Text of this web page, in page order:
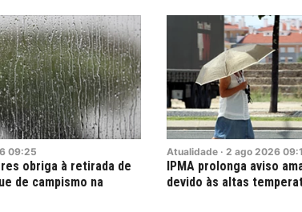
09:25
obriga à retirada de
de campismo na
Atualidade · 2 ago 2026
IPMA prolonga aviso
devido às altas